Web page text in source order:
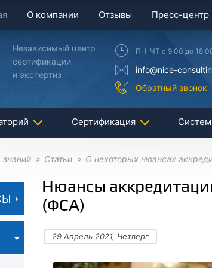
О компании Отзывы Пресс-центр
Независимый центр
сертификации
и экспертиз
ПН-ЧТ с 9:00 до
info@nice-
Обратный звонок
Сертификация
знаний Статьи О некоторых нюансах
Нюансы
(ФСА)
29 Апрель 2021, Четверг